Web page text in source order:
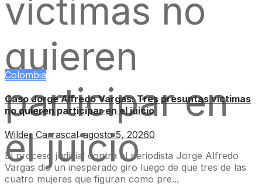
Colombia
Caso Jorge Alfredo Vargas: Tres presuntas víctimas
no quieren participar en el juicio
Wilder Carrascal—agosto 5, 20260
El proceso judicial contra el periodista Jorge Alfredo
Vargas dio un inesperado giro luego de que tres de las
cuatro mujeres que figuran como pre...